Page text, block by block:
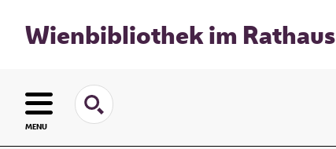
Wienbibliothek im Rathaus
MENU